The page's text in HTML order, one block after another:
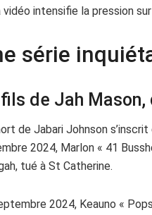
vidéo intensifie la pression
série
fils de Jah
de Jabari Johnson
2024, Marlon « 41
tué à St Catherine.
2024, Keauno «